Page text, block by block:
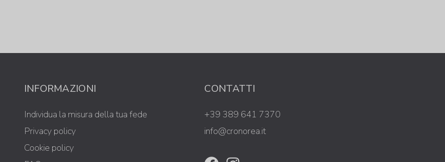
INFORMAZIONI
Individua la misura della tua fede
Privacy policy
Cookie policy
CONTATTI
+39 389 641 7370
info@cronorea.it